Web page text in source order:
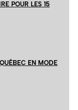
POUR LES 15
EN MODE